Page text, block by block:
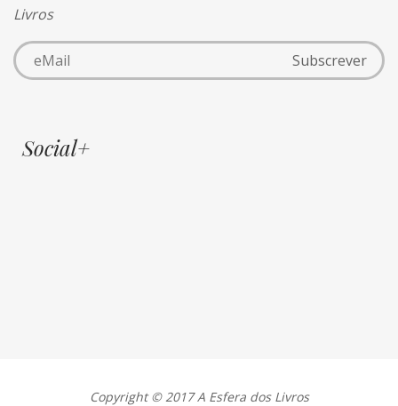
Livros
Social+
Copyright © 2017 A Esfera dos Livros